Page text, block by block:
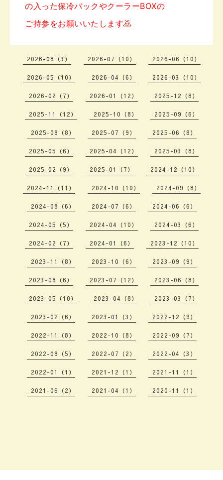
の入った保冷バックやクーラーBOXの
ご持参をお願いいたします🙇
2026-08（3） 2026-07（10） 2026-06（10）
2026-05（10） 2026-04（6） 2026-03（10）
2026-02（7） 2026-01（12） 2025-12（8）
2025-11（12） 2025-10（8） 2025-09（6）
2025-08（8） 2025-07（9） 2025-06（8）
2025-05（6） 2025-04（12） 2025-03（8）
2025-02（9） 2025-01（7） 2024-12（10）
2024-11（11） 2024-10（10） 2024-09（8）
2024-08（6） 2024-07（6） 2024-06（6）
2024-05（5） 2024-04（10） 2024-03（6）
2024-02（7） 2024-01（6） 2023-12（10）
2023-11（8） 2023-10（6） 2023-09（9）
2023-08（6） 2023-07（12） 2023-06（8）
2023-05（10） 2023-04（8） 2023-03（7）
2023-02（6） 2023-01（3） 2022-12（9）
2022-11（8） 2022-10（8） 2022-09（7）
2022-08（5） 2022-07（2） 2022-04（3）
2022-01（1） 2021-12（1） 2021-11（1）
2021-06（2） 2021-04（1） 2020-11（1）